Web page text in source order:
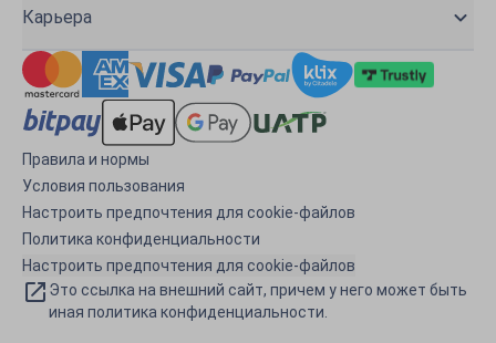
Карьера
Правила и нормы
Условия пользования
Настроить предпочтения для cookie-файлов
Политика конфиденциальности
Настроить предпочтения для cookie-файлов
Это ссылка на внешний сайт, причем у него может быть
иная политика конфиденциальности.